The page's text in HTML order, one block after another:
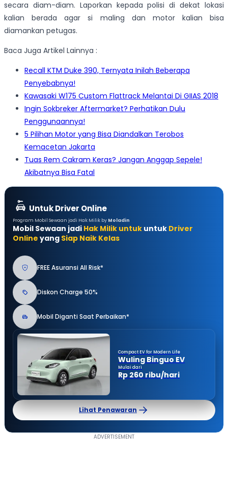
secara diam-diam. Laporkan kepada polisi di dekat lokasi
kalian berada agar si maling dan motor kalian bisa
diamankan petugas.
Baca Juga Artikel Lainnya :
Recall KTM Duke 390, Ternyata Inilah Beberapa
Penyebabnya!
Kawasaki W175 Custom Flattrack Melantai Di GIIAS 2018
Ingin Sokbreker Aftermarket? Perhatikan Dulu
Penggunaannya!
5 Pilihan Motor yang Bisa Diandalkan Terobos
Kemacetan Jakarta
Tuas Rem Cakram Keras? Jangan Anggap Sepele!
Akibatnya Bisa Fatal
Untuk Driver Online
Program Mobil Sewaan jadi Hak Milik by Moladin
Mobil Sewaan jadi Hak Milik untuk untuk Driver
Online yang Siap Naik Kelas
FREE Asuransi All Risk*
Diskon Charge 50%
Mobil Diganti Saat Perbaikan*
Compact EV for Modern Life
Wuling Binguo EV
Mulai dari
Rp 260 ribu/hari
Lihat Penawaran